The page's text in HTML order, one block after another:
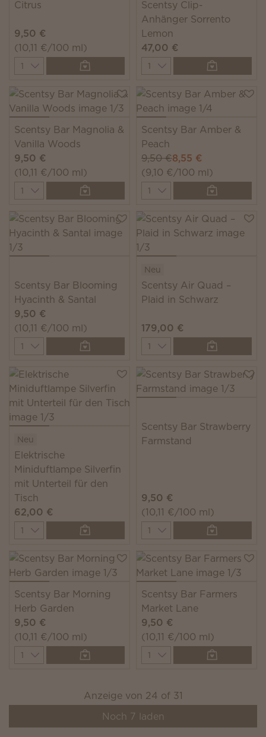
Citrus
9,50 €
(10,11 €/100 ml)
Quantity
Scentsy Clip-
Anhänger Sorrento
Lemon
47,00 €
Quantity
Scentsy Bar Magnolia &
Vanilla Woods
9,50 €
(10,11 €/100 ml)
Quantity
Scentsy Bar Amber &
Peach
9,50 €8,55 €
(9,10 €/100 ml)
Quantity
Scentsy Bar Blooming
Hyacinth & Santal
9,50 €
(10,11 €/100 ml)
Quantity
Neu
Scentsy Air Quad –
Plaid in Schwarz
179,00 €
Quantity
Neu
Elektrische
Miniduftlampe Silverfin
mit Unterteil für den
Tisch
62,00 €
Quantity
Scentsy Bar Strawberry
Farmstand
9,50 €
(10,11 €/100 ml)
Quantity
Scentsy Bar Morning
Herb Garden
9,50 €
(10,11 €/100 ml)
Quantity
Scentsy Bar Farmers
Market Lane
9,50 €
(10,11 €/100 ml)
Quantity
Anzeige von 24 of 31
Noch 7 laden